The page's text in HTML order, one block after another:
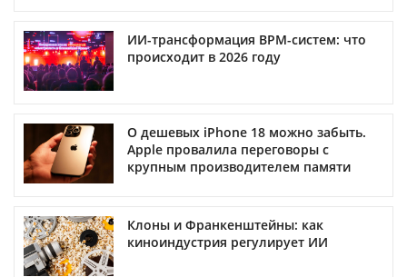
ИИ-трансформация BPM-систем: что
происходит в 2026 году
О дешевых iPhone 18 можно забыть.
Apple провалила переговоры с
крупным производителем памяти
Клоны и Франкенштейны: как
киноиндустрия регулирует ИИ